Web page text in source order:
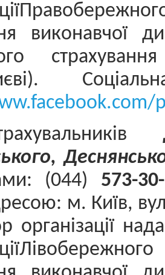
виконавчої
(044) 573-
м. Київ,
організації